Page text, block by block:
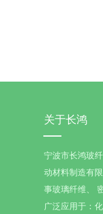
宁波市长鸿玻
动材料制造有
事玻璃纤维、
广泛应用于：
关于长鸿